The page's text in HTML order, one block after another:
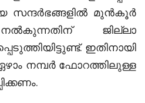
സന്ദര്‍ഭങ്ങളില്‍ മുന്‍കൂര്‍
ജില്ലാ
ഇതിനായി
നമ്പര്‍ ഫോറത്തിലുള്ള